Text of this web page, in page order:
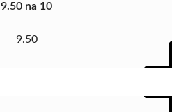
9.50 na 10
9.50